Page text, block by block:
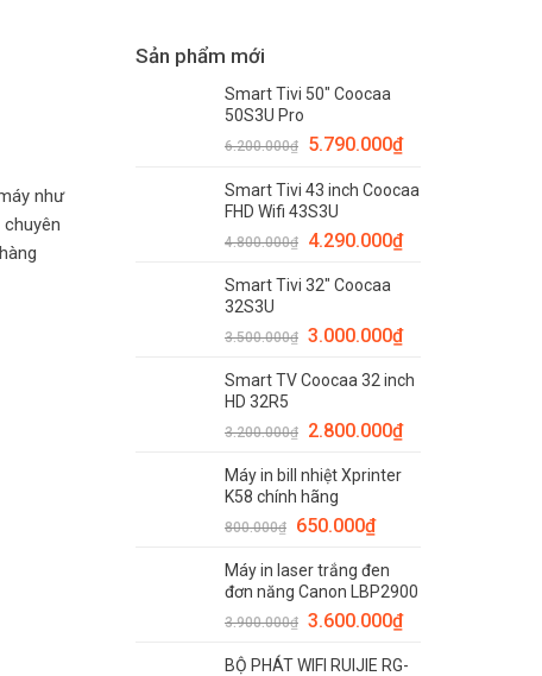
như
Sản phẩm mới
Smart Tivi 50" Coocaa
50S3U Pro
6.200.000₫ 5.790.000₫
Smart Tivi 43 inch Coocaa
FHD Wifi 43S3U
4.800.000₫ 4.290.000₫
Smart Tivi 32" Coocaa
32S3U
3.500.000₫ 3.000.000₫
Smart TV Coocaa 32 inch
HD 32R5
3.200.000₫ 2.800.000₫
Máy in bill nhiệt Xprinter
K58 chính hãng
800.000₫ 650.000₫
Máy in laser trắng đen
đơn năng Canon LBP2900
3.900.000₫ 3.600.000₫
BỘ PHÁT WIFI RUIJIE RG-